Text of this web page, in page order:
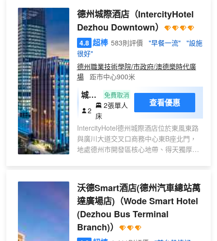
質床
墊
+智
能馬
桶）
車僅需15分鐘，公交22路、4路乘坐約十
站。【醫院】駕車5分鐘，德州市婦幼保健
院駕車4分鐘，山東大學齊魯醫院德州醫
院、德州市立醫院駕車10分鐘內。【景
點】德州市植物園步行5分鐘，中心廣場、
鐘，古運河風景區駕車20分鐘【周邊商
城】銀座商城步行10分鐘，德州百貨大樓
大樓駕車10分鐘。【周邊飲食】酒店斜對
面是甜沫村，旁邊是廣川賓館，老德州四
合院駕車5分鐘，俊辰羔羊火鍋步行10分
鐘，【學校】酒店周邊學校德州北園小
學、德州湖濱北路小學青年路校區、中原
街校區、第十中學南校區步行均在15分鐘
單車。洗衣房內配備洗衣機烘乾機各兩
台，掛燙機和電熨斗，24小時免費使用。
德州城際酒店（IntercityHotel
Dezhou Downtown）
4.8 超棒 583則評價 "早餐一流"
"設施
很好"
德州職業技術學院/市政府/澳德樂時代廣
場
距市中心900米
城際
雙床
免費取消
2
2張單人
床
查看優惠
IntercityHotel德州城際酒店位於東風東路
與廣川大道交叉口商務中心東B座北門，
地處德州市開發區核心地帶、得天獨厚的
統，智能客控、免費迷你吧等，配套設施:
會議室、健身房、洗衣房、宴會包廂、大
堂吧等、更配備行政樓層等高端商務配
置，酒店以“賓客至上，服務至上"為紹營
宗旨、採用了科學的經營機制和管理方
法，不斷追求卓越，無論商務宴會、休
沃德Smart酒店(德州汽車總站萬
達廣場店) （Wode Smart Hotel
(Dezhou Bus Terminal
Branch)）